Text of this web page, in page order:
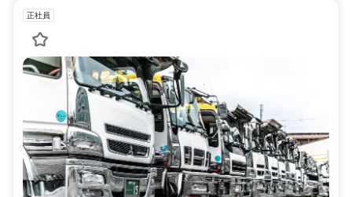
正社員